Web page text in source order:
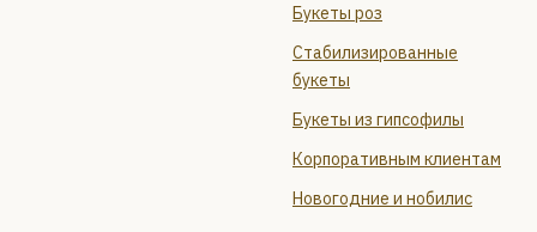
Букеты роз
Стабилизированные
букеты
Букеты из гипсофилы
Корпоративным клиентам
Новогодние и нобилис